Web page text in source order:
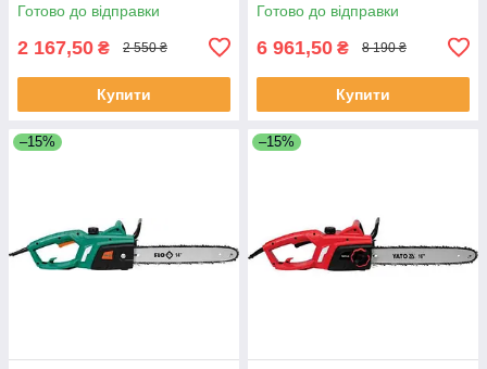
Готово до відправки
2 167,50 ₴ 2 550 ₴
Купити
Готово до відправки
6 961,50 ₴ 8 190 ₴
Купити
–15% –15%